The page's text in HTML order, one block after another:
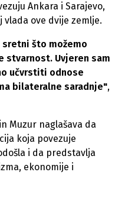
Ankara i Sarajevo,
ove dvije zemlje.
što možemo
Uvjeren sam
učvrstiti odnose
bilateralne saradnje",
Muzur naglašava da
koja povezuje
i da predstavlja
ekonomije i